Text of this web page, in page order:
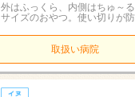
外はふっくら、内側はちゅ～
サイズのおやつ。使い切りが防
取扱い病院